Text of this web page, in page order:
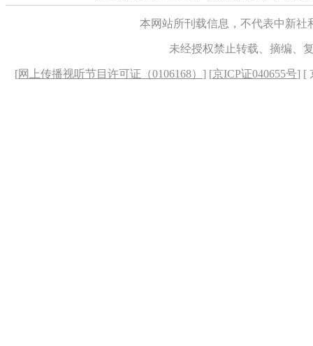
本网站所刊载信息，不代表中新
未经授权禁止转载、摘编、
[网上传播视听节目许可证（0106168） ] [京ICP证040655号] [